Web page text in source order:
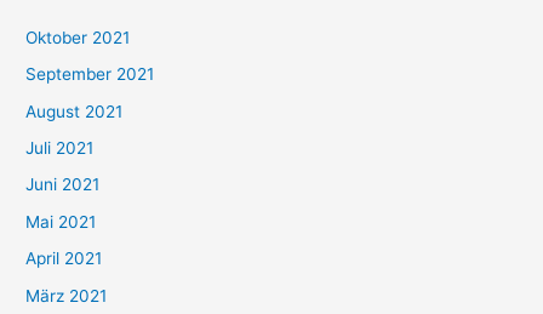
n
n
a
c
h
:
Oktober 2021
September 2021
August 2021
Juli 2021
Juni 2021
Mai 2021
April 2021
März 2021